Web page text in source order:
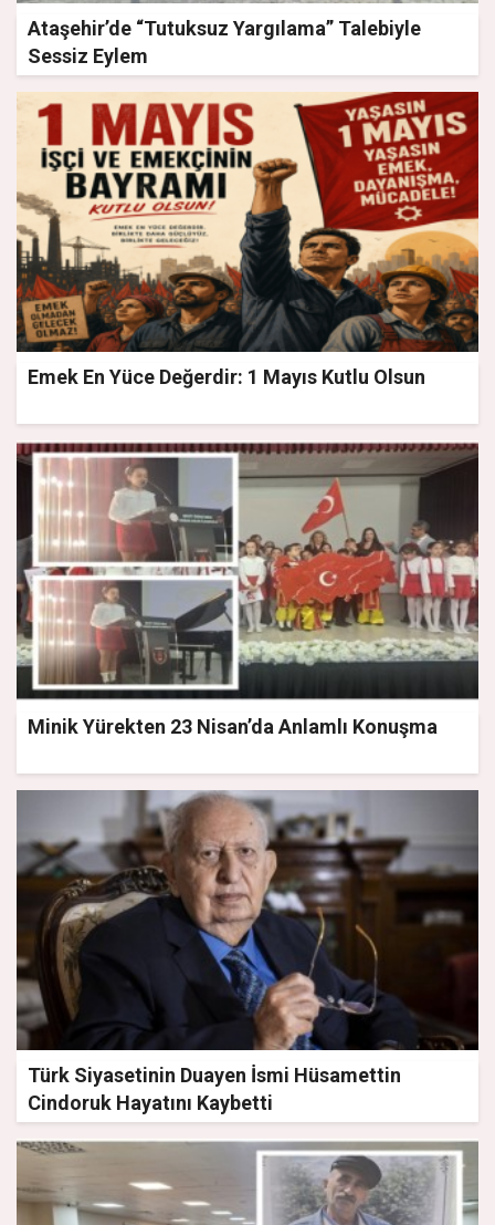
Ataşehir’de “Tutuksuz Yargılama” Talebiyle
Sessiz Eylem
Emek En Yüce Değerdir: 1 Mayıs Kutlu Olsun
Minik Yürekten 23 Nisan’da Anlamlı Konuşma
Türk Siyasetinin Duayen İsmi Hüsamettin
Cindoruk Hayatını Kaybetti